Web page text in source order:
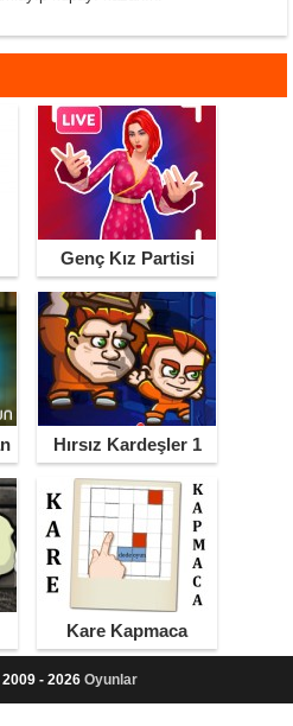
Genç Kız Partisi
Hırsız Kardeşler 1
Kare Kapmaca
- 2026 Oyunlar